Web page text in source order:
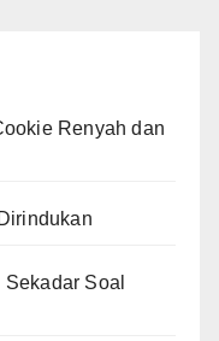
Renyah dan
Soal